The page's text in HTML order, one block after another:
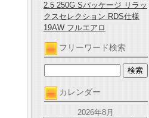
2.5 250G Sパッケージ リラッ
クスセレクション RDS仕様
19AW フルエアロ
フリーワード検索
カレンダー
2026年8月